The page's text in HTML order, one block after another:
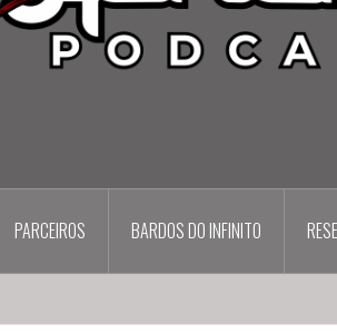
PARCEIROS BARDOS DO INFINITO